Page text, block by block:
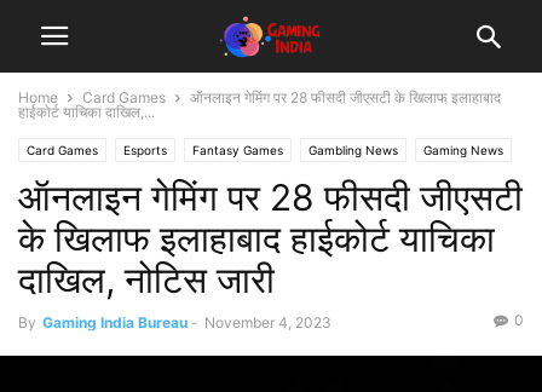
Home Card Games
ऑनलाइन गेमिंग पर 28 फीसदी जीएसटी के खिलाफ इलाहाबाद
हाईकोर्ट याचिका दाखिल,...
Card Games Esports Fantasy Games Gambling News Gaming News
poker news
ऑनलाइन गेमिंग पर 28 फीसदी जीएसटी
के खिलाफ इलाहाबाद हाईकोर्ट याचिका
दाखिल, नोटिस जारी
By Gaming India Bureau - November 4, 2023 0